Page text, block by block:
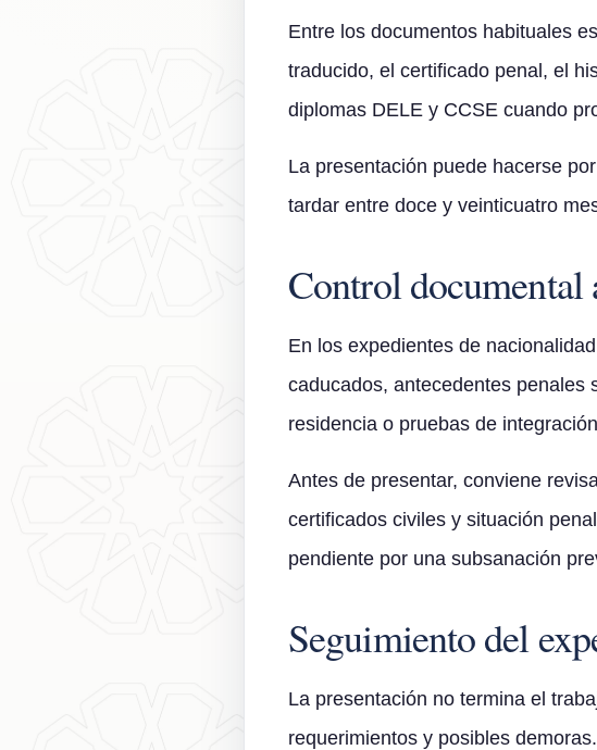
Entre los documentos habituales
traducido, el certificado penal, el
diplomas DELE y CCSE cuando
La presentación puede hacerse
tardar entre doce y veinticuatro
Control documental
En los expedientes de
caducados, antecedentes penales
residencia o pruebas de
Antes de presentar, conviene
certificados civiles y situación
pendiente por una subsanación
Seguimiento del
La presentación no termina el
requerimientos y posibles